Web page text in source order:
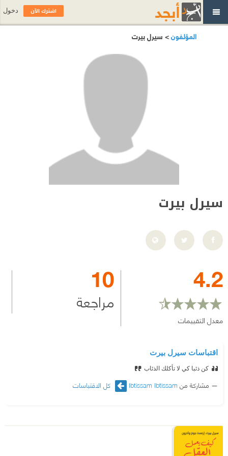
المؤلفون> سيرل بيرت
سيرل بيرت
4.2
معدل التقييمات
10
مراجعة
اقتباسات سيرل بيرت
كن ذئبا كي لا تأكلك الذئاب
مشاركة من Ibtissam Ibtissam كل الاقتباسات
اشترك الآن دخول